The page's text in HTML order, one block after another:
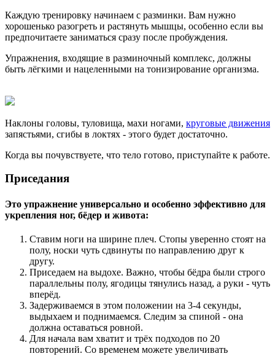
Каждую тренировку начинаем с разминки. Вам нужно
хорошенько разогреть и растянуть мышцы, особенно если вы
предпочитаете заниматься сразу после пробуждения.
Упражнения, входящие в разминочный комплекс, должны
быть лёгкими и нацеленными на тонизирование организма.
Наклоны головы, туловища, махи ногами, круговые движения
запястьями, сгибы в локтях - этого будет достаточно.
Когда вы почувствуете, что тело готово, приступайте к работе.
Приседания
Это упражнение универсально и особенно эффективно для
укрепления ног, бёдер и живота:
Ставим ноги на ширине плеч. Стопы уверенно стоят на
полу, носки чуть сдвинуты по направлению друг к
другу.
Приседаем на выдохе. Важно, чтобы бёдра были строго
параллельны полу, ягодицы тянулись назад, а руки - чуть
вперёд.
Задерживаемся в этом положении на 3-4 секунды,
выдыхаем и поднимаемся. Следим за спиной - она
должна оставаться ровной.
Для начала вам хватит и трёх подходов по 20
повторений. Со временем можете увеличивать